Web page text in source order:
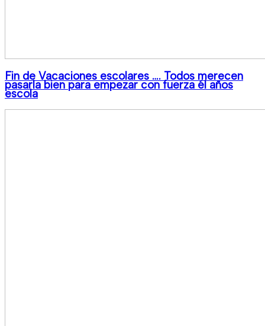
Fin de Vacaciones escolares …. Todos merecen
pasarla bien para empezar con fuerza él años
escola